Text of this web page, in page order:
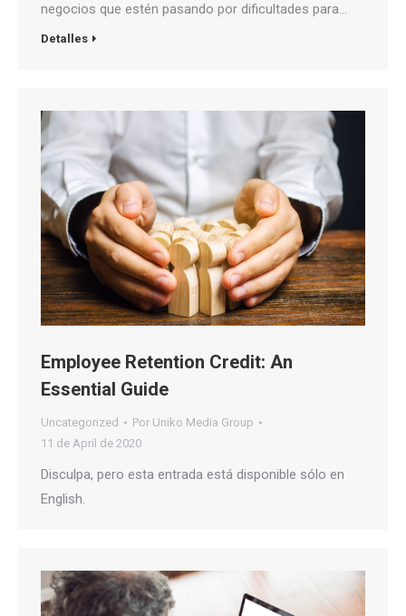
negocios que estén pasando por dificultades para…
Detalles
Employee Retention Credit: An
Essential Guide
Uncategorized Por Uniko Media Group
11 de April de 2020
Disculpa, pero esta entrada está disponible sólo en
English.